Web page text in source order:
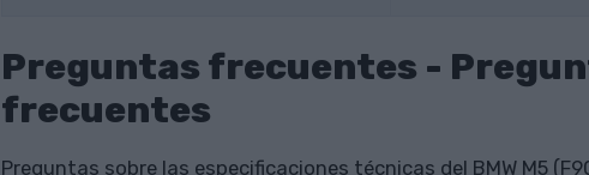
Preguntas frecuentes -
frecuentes
Preguntas sobre las especificaciones técnicas del BMW M5